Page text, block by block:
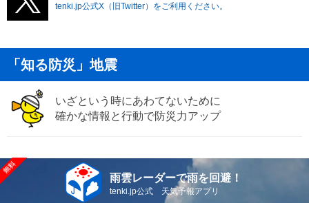
tenki.jp公式X（旧Twitter）をご利用ください。
「知る防災」地震
いざという時にあわてないために
確かな情報と行動で防災力アップ
雨雲レーダーで雨を回避！
tenki.jp公式 天気予報アプリ